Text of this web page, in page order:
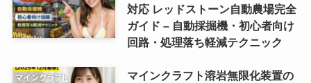
対応 レッドストーン自動農場完全
ガイド – 自動採掘機・初心者向け
回路・処理落ち軽減テクニック
マインクラフト溶岩無限化装置の